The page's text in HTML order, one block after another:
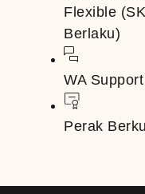
Flexible (SK
Berlaku)
WA Support
Perak